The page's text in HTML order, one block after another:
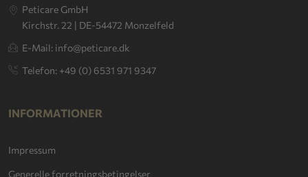
Peticare GmbH
Kirchstr. 22 | DE-54472 Monzelfeld
E-Mail: info@peticare.dk
Telefon: +49 (0) 6531 971 9347
INFORMATIONER
Impressum
Generelle forretningsbetingelser